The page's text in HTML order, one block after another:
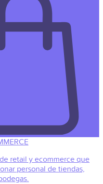
retail y ecommerce que
personal de tiendas,